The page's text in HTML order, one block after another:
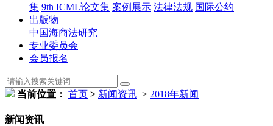
集 9th ICML论文集 案例展示 法律法规 国际公约
出版物
中国海商法研究
专业委员会
会员报名
当前位置： 首页 > 新闻资讯 > 2018年新闻
新闻资讯